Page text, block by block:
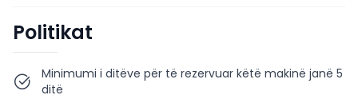
Politikat
Minimumi i ditëve për të rezervuar këtë makinë janë 5
ditë